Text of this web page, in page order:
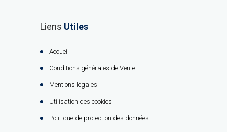
Liens Utiles
Accueil
Conditions générales de Vente
Mentions légales
Utilisation des cookies
Politique de protection des données